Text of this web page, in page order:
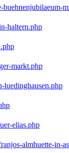
buehnenjubilaeum-
haltern.php
markt.php
luedinghausen.php
elias.php
almhuette-in-